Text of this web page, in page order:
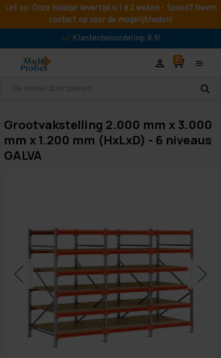
Let op: Onze huidige levertijd is 1 á 2 weken - Spoed? Neem
contact op voor de mogelijkheden!
Klantenbeoordeling: 8,9!
Zoeken
Grootvakstelling 2.000 mm x 3.000
mm x 1.200 mm (HxLxD) - 6 niveaus
GALVA